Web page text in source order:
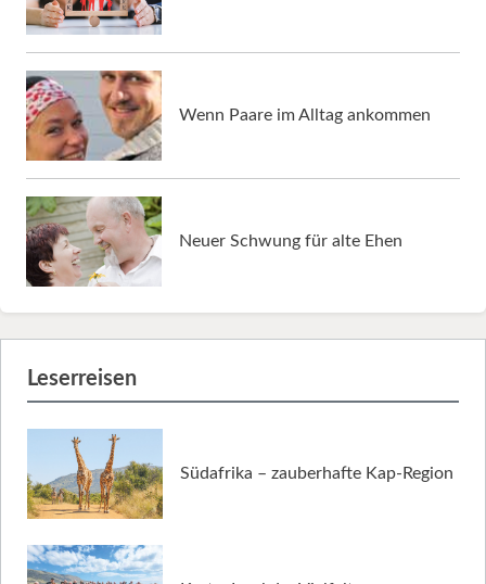
Wenn Paare im Alltag ankommen
Neuer Schwung für alte Ehen
Leserreisen
Südafrika – zauberhafte Kap-Region